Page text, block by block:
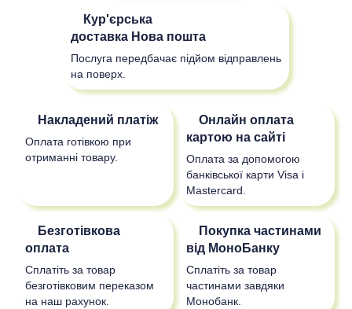
Кур'єрська
доставка Нова пошта
Послуга передбачає підйом відправлень
на поверх.
Накладений платіж
Оплата готівкою при
отриманні товару.
Онлайн оплата
картою на сайті
Оплата за допомогою
банківської карти Visa і
Mastercard.
Безготівкова
оплата
Сплатіть за товар
безготівковим переказом
на наш рахунок.
Покупка частинами
від МоноБанку
Сплатіть за товар
частинами завдяки
Монобанк.